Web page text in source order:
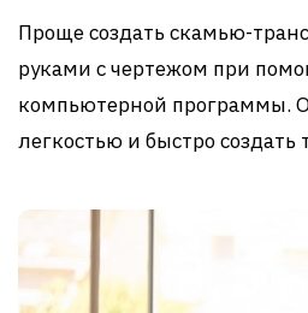
Проще создать скамью-
руками с чертежом при
компьютерной программы.
легкостью и быстро создать